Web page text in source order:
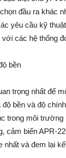
đầu ra khác
yêu cầu kỹ
các hệ thống
bền
trọng nhất để
bền và độ
trong môi
cảm biến APR-
nhất và đem lại